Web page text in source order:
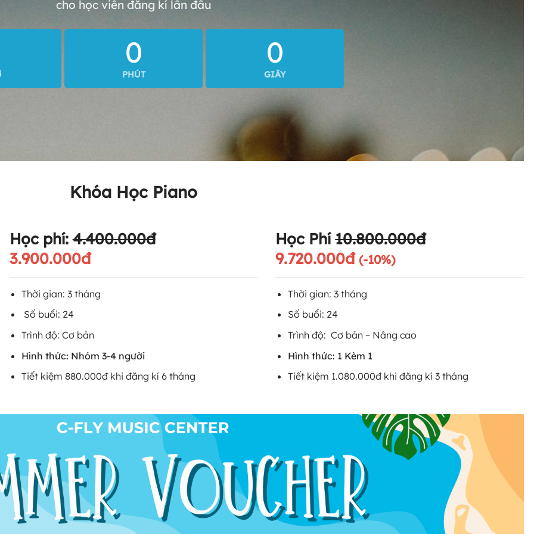
cho học viên đăng kí lần đầu
0
PHÚT
0
GIÂY
Khóa Học Piano
Học phí:4.400.000đ
3.900.000đ
Thời gian: 3 tháng
Số buổi: 24
Trình độ: Cơ bản
Hình thức: Nhóm 3-4 người
Tiết kiệm 880.000đ khi đăng kí 6 tháng
Học Phí10.800.000đ
9.720.000đ(-10%)
Thời gian: 3 tháng
Số buổi: 24
Trình độ: Cơ bản – Nâng cao
Hình thức: 1 Kèm 1
Tiết kiệm 1.080.000đ khi đăng kí 3 tháng